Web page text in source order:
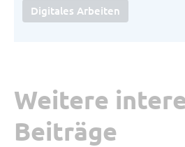
Digitales Arbeiten
Weitere
Beiträge